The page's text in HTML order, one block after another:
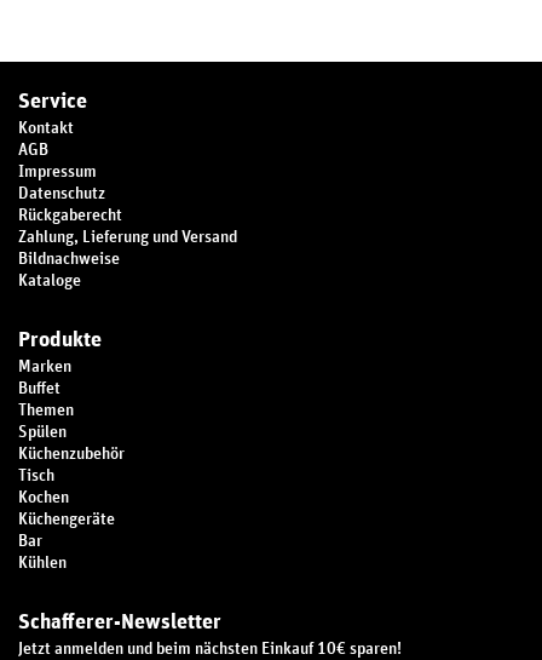
Service
Kontakt
AGB
Impressum
Datenschutz
Rückgaberecht
Zahlung, Lieferung und Versand
Bildnachweise
Kataloge
Produkte
Marken
Buffet
Themen
Spülen
Küchenzubehör
Tisch
Kochen
Küchengeräte
Bar
Kühlen
Schafferer-Newsletter
Jetzt anmelden und beim nächsten Einkauf 10€ sparen!